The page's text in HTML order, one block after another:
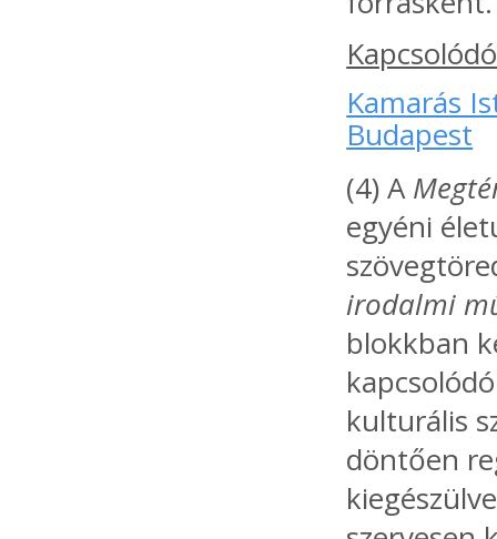
Kamarás
Budapest
(4) A
egyéni
irodalmi
blokkban
kulturális
döntően